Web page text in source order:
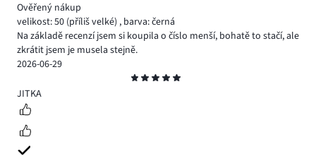
Ověřený nákup
velikost: 50 (příliš velké) , barva: černá
Na základě recenzí jsem si koupila o číslo menší, bohatě to stačí, ale
zkrátit jsem je musela stejně.
2026-06-29
5
JITKA